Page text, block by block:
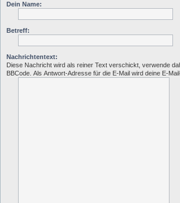
Dein Name:
Betreff:
Nachrichtentext:
Diese Nachricht wird als reiner Text verschickt, verwende
BBCode. Als Antwort-Adresse für die E-Mail wird deine E-